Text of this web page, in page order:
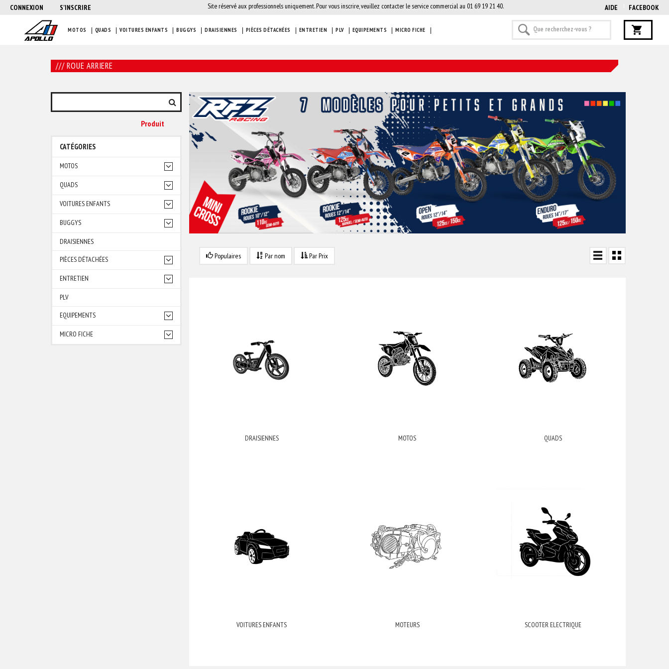
CONNEXION S'INSCRIRE AIDE FACEBOOK
Site réservé aux professionnels uniquement. Pour vous inscrire, veuillez contacter le service commercial au 01 69 19 21 40.
MOTOS QUADS VOITURES ENFANTS BUGGYS DRAISIENNES PIÈCES DÉTACHÉES ENTRETIEN PLV EQUIPEMENTS MICRO FICHE
/// ROUE ARRIERE
Produit
CATÉGORIES
MOTOS
QUADS
VOITURES ENFANTS
BUGGYS
DRAISIENNES
PIÈCES DÉTACHÉES
ENTRETIEN
PLV
EQUIPEMENTS
MICRO FICHE
Populaires Par nom Par Prix
DRAISIENNES MOTOS QUADS
VOITURES ENFANTS MOTEURS SCOOTER ELECTRIQUE